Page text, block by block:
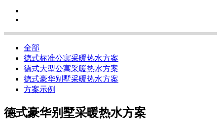
全部
德式标准公寓采暖热水方案
德式大型公寓采暖热水方案
德式豪华别墅采暖热水方案
方案示例
德式豪华别墅采暖热水方案